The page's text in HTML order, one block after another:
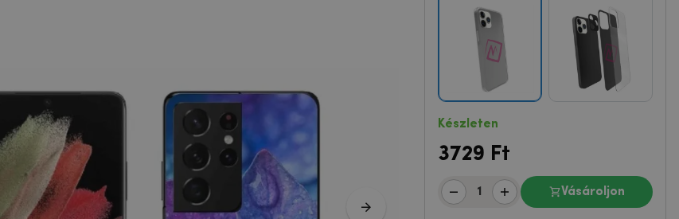
Készleten
3729 Ft
Vásároljon